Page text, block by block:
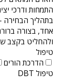
התמחות ודרכי
בתהליך הבחירה
אחד, בצורה
ולהחליט בקצב
טיפול
הדרכת הורים
טיפול DBT